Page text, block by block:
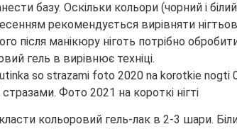
базу. Оскільки кольори (чорний і
рекомендується вирівняти
після манікюру ніготь потрібно
гель в вирівнює техніці.
кольоровий гель-лак в 2-3 шари.